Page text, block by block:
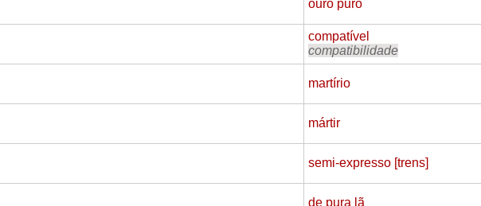
ouro puro
compatível
compatibilidade
martírio
mártir
semi-expresso [trens]
de pura lã